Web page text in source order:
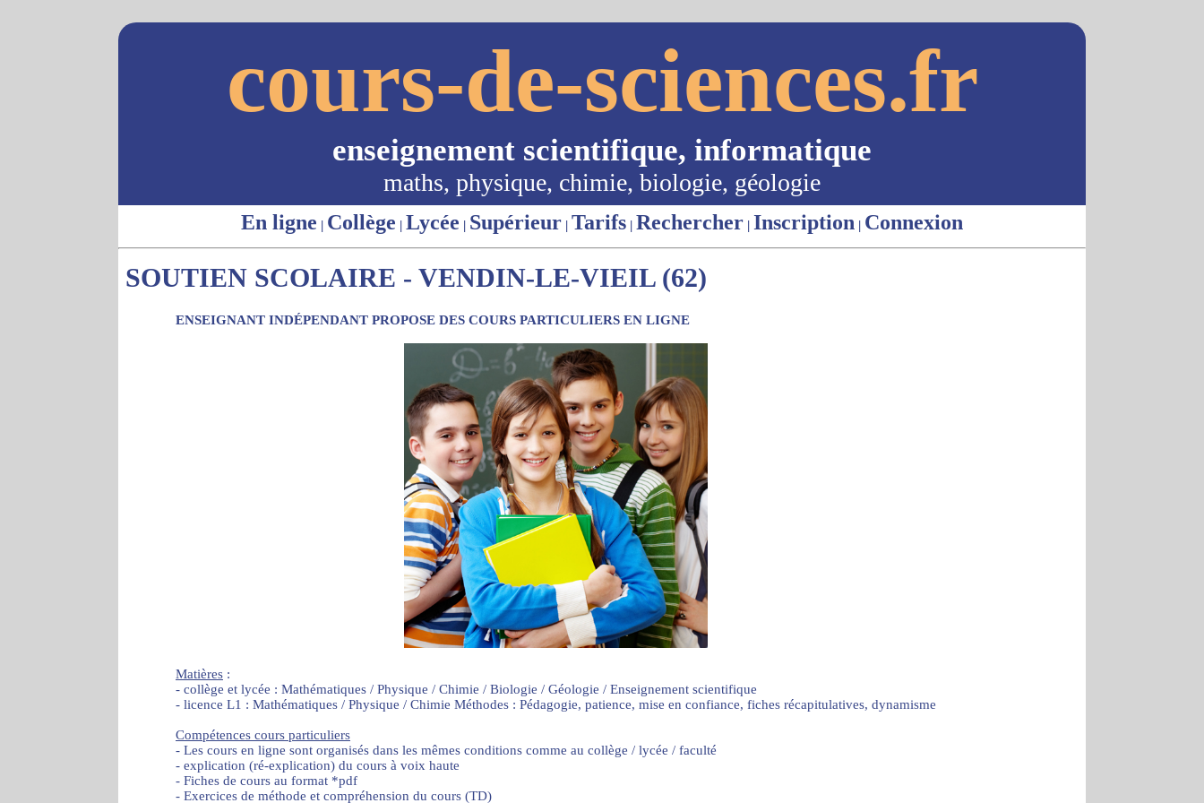
cours-de-sciences.fr
enseignement scientifique, informatique
maths, physique, chimie, biologie, géologie
En ligne | Collège | Lycée | Supérieur | Tarifs | Rechercher | Inscription | Connexion
SOUTIEN SCOLAIRE - VENDIN-LE-VIEIL (62)
ENSEIGNANT INDÉPENDANT PROPOSE DES COURS PARTICULIERS EN LIGNE
Matières :
- collège et lycée : Mathématiques / Physique / Chimie / Biologie / Géologie / Enseignement scientifique
- licence L1 : Mathématiques / Physique / Chimie Méthodes : Pédagogie, patience, mise en confiance, fiches récapitulatives, dynamisme
Compétences cours particuliers
- Les cours en ligne sont organisés dans les mêmes conditions comme au collège / lycée / faculté
- explication (ré-explication) du cours à voix haute
- Fiches de cours au format *pdf
- Exercices de méthode et compréhension du cours (TD)